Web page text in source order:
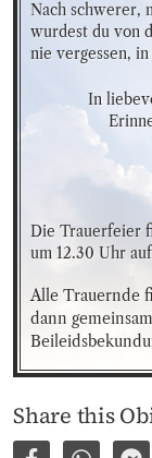
Nach schwerer,
wurdest du von
nie vergessen,
In
Die Trauerfeier
um 12.30 Uhr
Alle Trauernde
dann
Share this